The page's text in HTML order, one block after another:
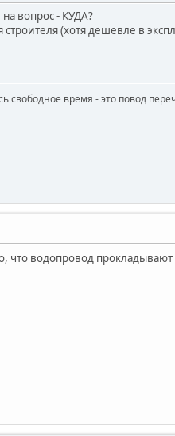
вопрос - КУДА?
(хотя дешевле в
свободное время - это повод
что водопровод